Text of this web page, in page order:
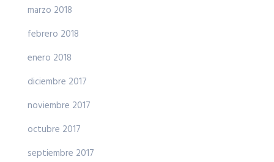
marzo 2018
febrero 2018
enero 2018
diciembre 2017
noviembre 2017
octubre 2017
septiembre 2017